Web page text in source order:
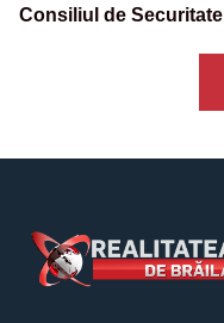
Consiliul de Securitate